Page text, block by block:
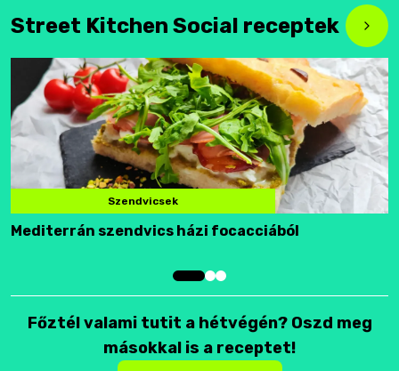
Street Kitchen Social receptek
Szendvicsek
Mediterrán szendvics házi focacciából
Főztél valami tutit a hétvégén? Oszd meg
másokkal is a receptet!